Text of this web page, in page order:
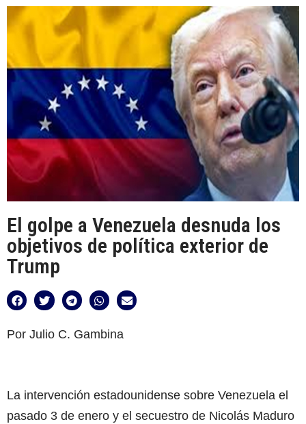
El golpe a Venezuela desnuda los
objetivos de política exterior de
Trump
Por Julio C. Gambina
La intervención estadounidense sobre Venezuela el
pasado 3 de enero y el secuestro de Nicolás Maduro